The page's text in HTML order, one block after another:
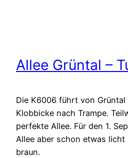
Allee Grüntal –
Die K6006 führt von Grüntal
Klobbicke nach Trampe.
perfekte Allee. Für den 1.
Allee aber schon etwas
braun.